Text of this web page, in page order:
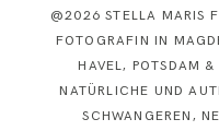
@2026 STELLA MARIS
FOTOGRAFIN IN
HAVEL, POTSDAM
NATÜRLICHE UND
SCHWANGEREN,